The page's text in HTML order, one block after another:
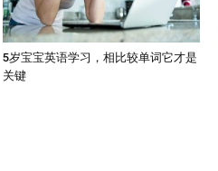
5岁宝宝英语学习，相比较单词它才是
关键